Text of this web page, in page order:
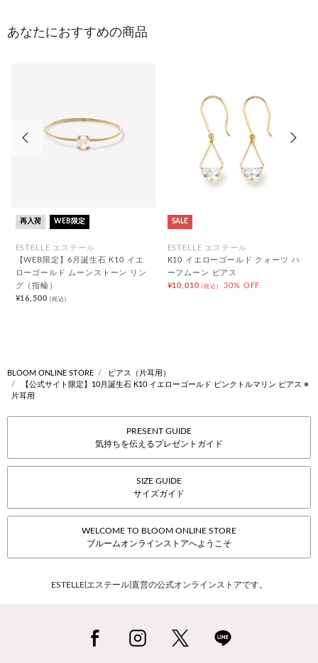
あなたにおすすめの商品
再入荷 WEB限定
ESTELLE エステール
【WEB限定】6月誕生石 K10 イエ
ローゴールド ムーンストーン リン
グ（指輪）
¥16,500(税込)
SALE
ESTELLE エステール
K10 イエローゴールド クォーツ ハ
ーフムーン ピアス
¥10,010(税込) 30% OFF
前の画像
BLOOM ONLINE STORE
ピアス（片耳用）
【公式サイト限定】10月誕生石 K10 イエローゴールド ピンクトルマリン ピアス ※
片耳用
PRESENT GUIDE
気持ちを伝えるプレゼントガイド
SIZE GUIDE
サイズガイド
WELCOME TO BLOOM ONLINE STORE
ブルームオンラインストアへようこそ
ESTELLE(エステール)直営の公式オンラインストアです。